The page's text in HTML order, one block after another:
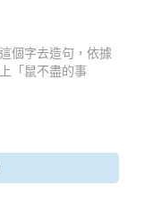
個字去造句，依據
「鼠不盡的事